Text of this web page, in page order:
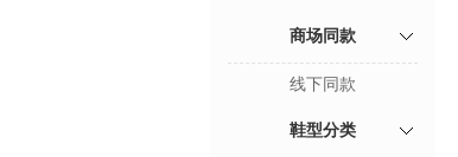
商场同款
线下同款
鞋型分类